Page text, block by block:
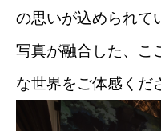
の思いが込められて
写真が融合した、こ
な世界をご体感くだ